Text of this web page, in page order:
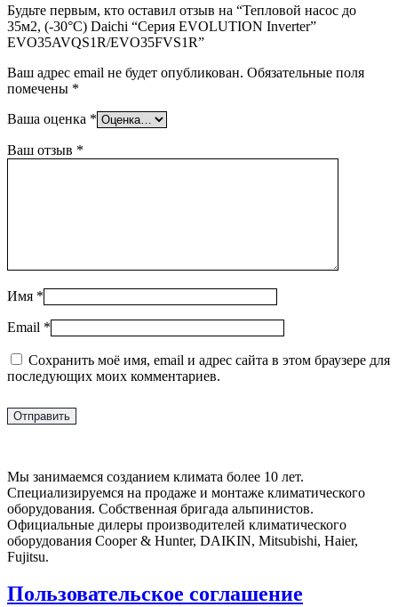
Будьте первым, кто оставил отзыв на “Тепловой насос до
35м2, (-30°C) Daichi “Серия EVOLUTION Inverter”
EVO35AVQS1R/EVO35FVS1R”
Ваш адрес email не будет опубликован. Обязательные поля
помечены *
Ваша оценка *
Ваш отзыв *
Имя *
Email *
Сохранить моё имя, email и адрес сайта в этом браузере для
последующих моих комментариев.
Мы занимаемся созданием климата более 10 лет.
Специализируемся на продаже и монтаже климатического
оборудования. Собственная бригада альпинистов.
Официальные дилеры производителей климатического
оборудования Cooper & Hunter, DAIKIN, Mitsubishi, Haier,
Fujitsu.
Пользовательское соглашение